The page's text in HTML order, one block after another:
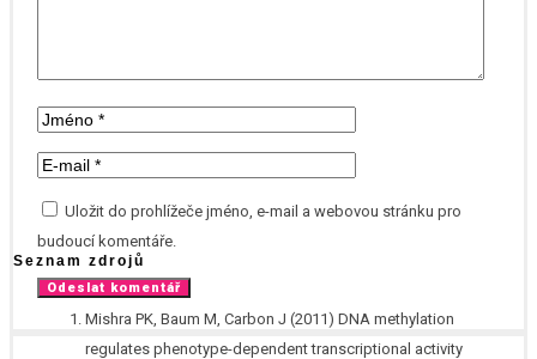
Uložit do prohlížeče jméno, e-mail a webovou stránku pro
budoucí komentáře.
Seznam zdrojů
Mishra PK, Baum M, Carbon J (2011) DNA methylation
regulates phenotype-dependent transcriptional activity